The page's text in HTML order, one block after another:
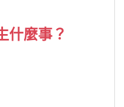
什麼事？